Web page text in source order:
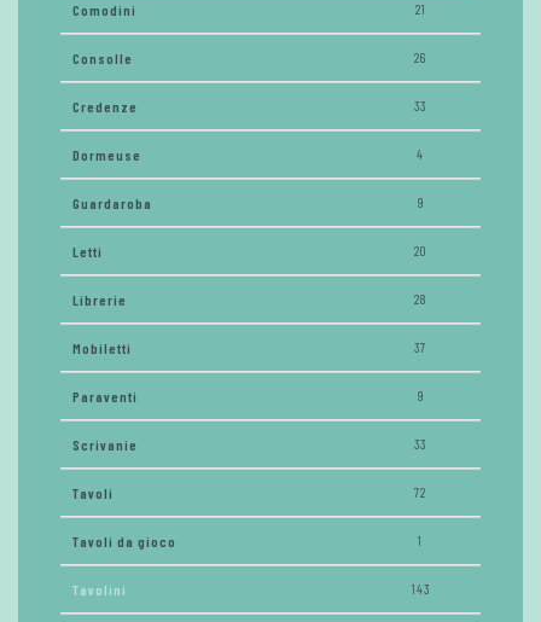
Comodini 21
Consolle 26
Credenze 33
Dormeuse 4
Guardaroba 9
Letti 20
Librerie 28
Mobiletti 37
Paraventi 9
Scrivanie 33
Tavoli 72
Tavoli da gioco 1
Tavolini 143